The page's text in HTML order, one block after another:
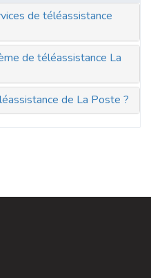
de téléassistance
de téléassistance La
de La Poste ?